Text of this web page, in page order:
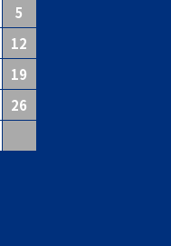
5
12
19
26